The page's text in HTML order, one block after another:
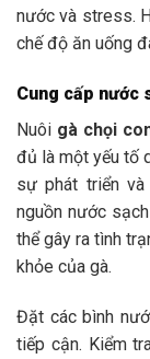
nước và stress.
chế độ ăn uống
Cung cấp nước
Nuôi gà chọi
đủ là một yếu tố
sự phát triển
nguồn nước
thể gây ra tình
khỏe của gà.
Đặt các bình
tiếp cận. Kiểm